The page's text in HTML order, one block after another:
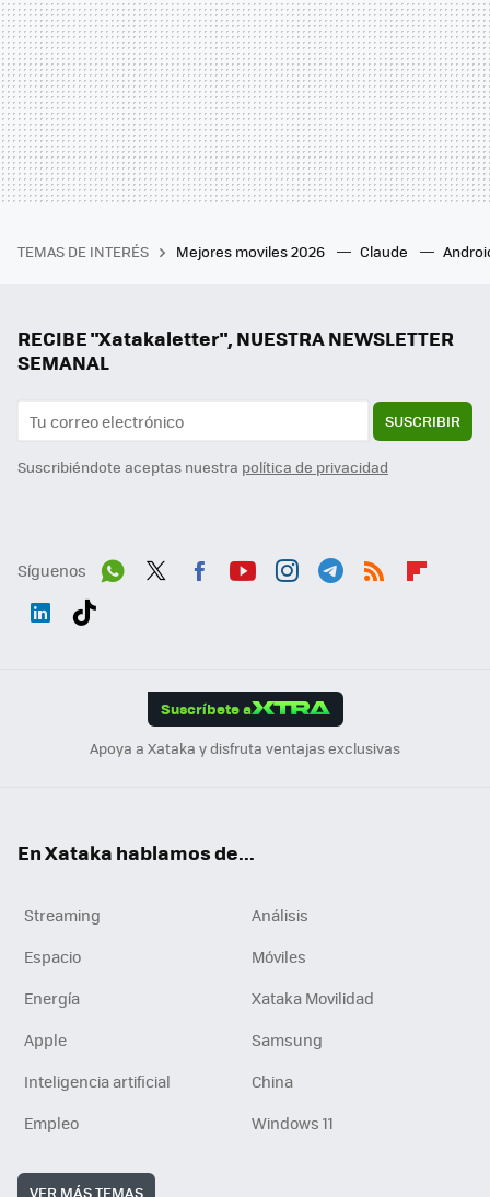
TEMAS DE INTERÉS Mejores moviles 2026 Claude
RECIBE "Xatakaletter", NUESTRA NEWSLETTER
SEMANAL
SUSCRIBIR
Suscribiéndote aceptas nuestra política de privacidad
Síguenos
Suscríbete a
Apoya a Xataka y disfruta ventajas exclusivas
En Xataka hablamos de...
Streaming
Análisis
Espacio
Móviles
Energía
Xataka Movilidad
Apple
Samsung
Inteligencia artificial
China
Empleo
Windows 11
VER MÁS TEMAS